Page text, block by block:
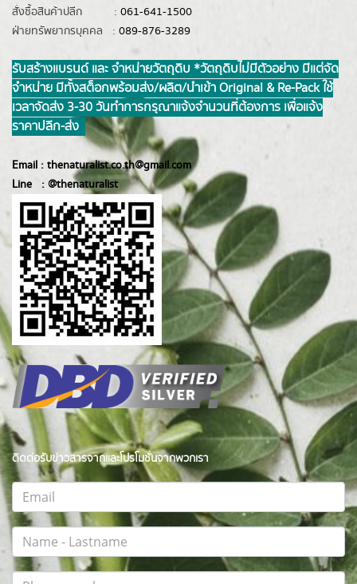
สั่งซื้อสินค้าปลีก : 061-641-1500
ฝ่ายทรัพยากรบุคคล : 089-876-3289
รับสร้างแบรนด์ และ จำหน่ายวัตถุดิบ *วัตถุดิบไม่มีตัวอย่าง มีแต่จัด
จำหน่าย มีทั้งสต็อกพร้อมส่ง/ผลิต/นำเข้า Original & Re-Pack ใช้
เวลาจัดส่ง 3-30 วันทำการ กรุณาแจ้งจำนวนที่ต้องการ เพื่อแจ้ง
ราคาปลีก-ส่ง
Email : thenaturalist.co.th@gmail.com
Line : @thenaturalist
ติดต่อรับข่าวสารจากและโปรโมชั่นจากพวกเรา